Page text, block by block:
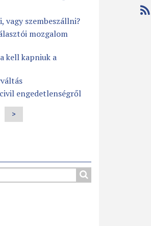
vagy szembeszállni?
mozgalom
kell kapniuk a
engedetlenségről
Következő
oldal
>